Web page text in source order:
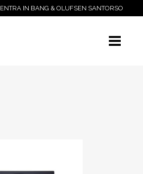
ENTRA IN BANG & OLUFSEN SANTORSO